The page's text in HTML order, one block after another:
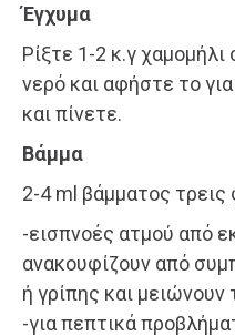
Έγχυμα
Ρίξτε 1-2 κ.γ
νερό και αφήστε το
και πίνετε.
Βάμμα
2-4 ml βάμματος
-εισπνοές ατμού από
ανακουφίζουν από
ή γρίπης και μειώνουν
-για πεπτικά